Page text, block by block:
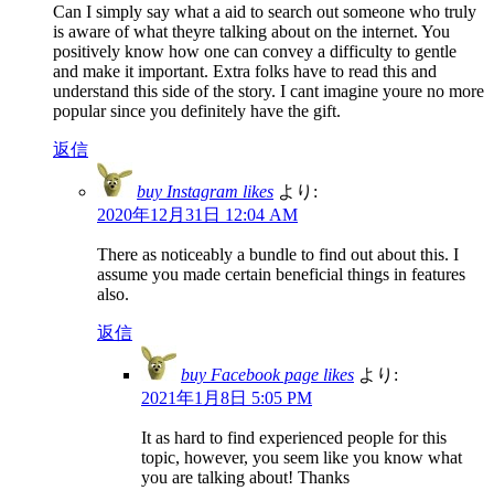
Can I simply say what a aid to search out someone who truly
is aware of what theyre talking about on the internet. You
positively know how one can convey a difficulty to gentle
and make it important. Extra folks have to read this and
understand this side of the story. I cant imagine youre no more
popular since you definitely have the gift.
返信
buy Instagram likes より:
2020年12月31日 12:04 AM
There as noticeably a bundle to find out about this. I
assume you made certain beneficial things in features
also.
返信
buy Facebook page likes より:
2021年1月8日 5:05 PM
It as hard to find experienced people for this
topic, however, you seem like you know what
you are talking about! Thanks